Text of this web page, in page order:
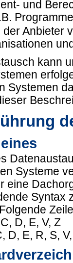
und
der Anbieter
kann
Systemen
Systeme
eine
Syntax
D, E, V, Z
D, E, R, S,